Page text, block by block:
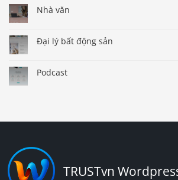
Nhà văn
Đại lý bất động sản
Podcast
TRUSTvn